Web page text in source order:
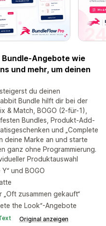
Angebote wie
und mehr, um deinen
du deinen
Bundle hilft dir bei der
& Match, BOGO (2-für-1),
Bundles, Produkt-Add-
und „Complete
deine Marke an und starte
ganz ohne Programmierung.
Produktauswahl
und BOGO
zusammen gekauft“
the Look“-Angebote
Original anzeigen